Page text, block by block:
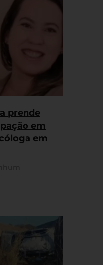
prende
em
em